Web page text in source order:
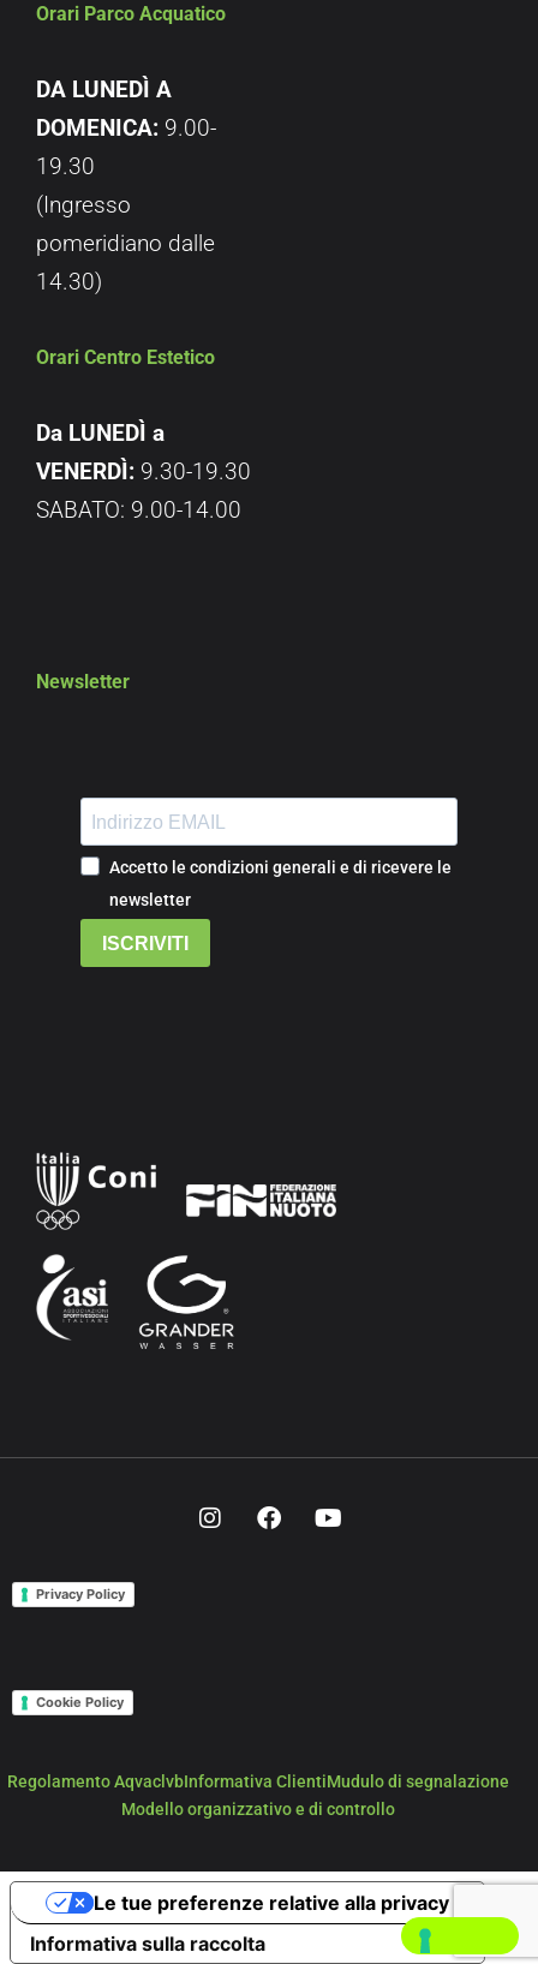
Orari Parco Acquatico
DA LUNEDÌ A
DOMENICA: 9.00-
19.30
(Ingresso
pomeridiano dalle
14.30)
Orari Centro Estetico
Da LUNEDÌ a
VENERDÌ: 9.30-19.30
SABATO: 9.00-14.00
Newsletter
Accetto le condizioni generali e di ricevere le
newsletter
ISCRIVITI
Privacy Policy
Cookie Policy
Regolamento AqvaclvbInformativa ClientiMudulo di segnalazione
Modello organizzativo e di controllo
Informativa sulla raccolta
Le tue preferenze relative alla privacy